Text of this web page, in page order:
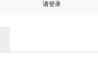
请登录